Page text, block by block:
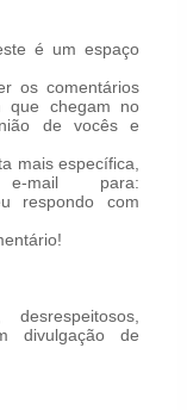
é um espaço
os comentários
que chegam no
de vocês e
mais específica,
mail para:
respondo com
divulgação de